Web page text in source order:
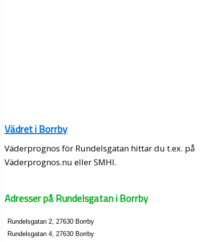
Vädret i Borrby
Väderprognos för Rundelsgatan hittar du t.ex. på
Väderprognos.nu eller SMHI.
Adresser på Rundelsgatan i Borrby
Rundelsgatan 2, 27630 Borrby
Rundelsgatan 4, 27630 Borrby